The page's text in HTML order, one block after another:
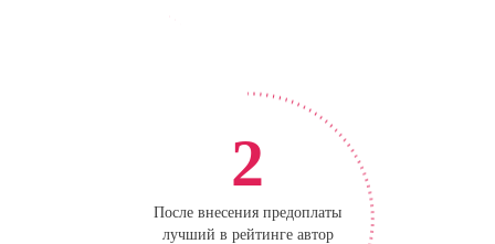
2
После внесения предоплаты
лучший в рейтинге автор